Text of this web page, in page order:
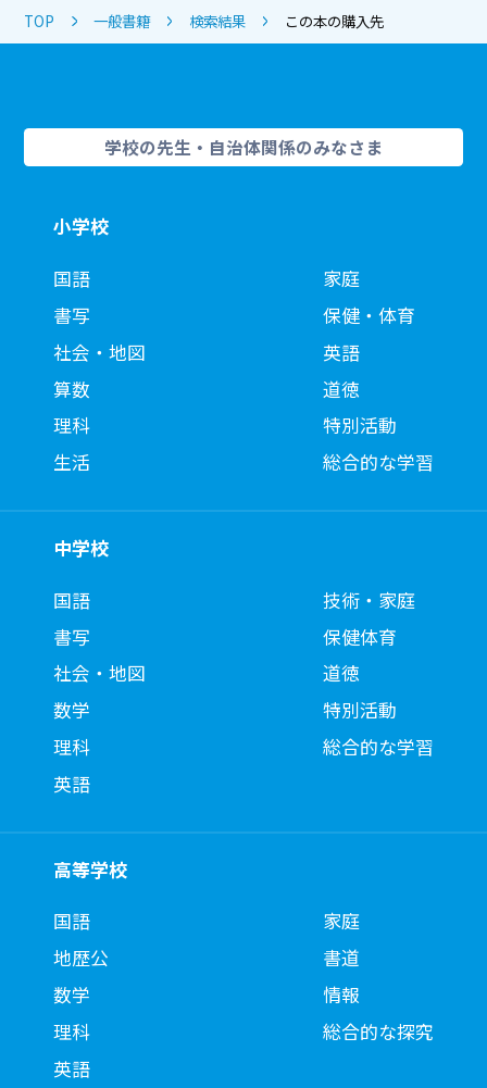
TOP 一般書籍 検索結果 この本の購入先
学校の先生・自治体関係のみなさま
小学校
国語
書写
社会・地図
算数
理科
生活
家庭
保健・体育
英語
道徳
特別活動
総合的な学習
中学校
国語
書写
社会・地図
数学
理科
英語
技術・家庭
保健体育
道徳
特別活動
総合的な学習
高等学校
国語
地歴公
数学
理科
英語
家庭
書道
情報
総合的な探究